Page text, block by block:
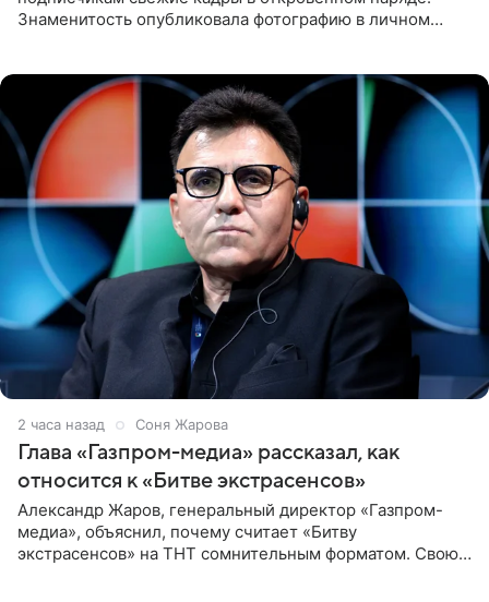
Знаменитость опубликовала фотографию в личном
2 часа назад Соня Жарова
Глава «Газпром-медиа» рассказал, как
относится к «Битве экстрасенсов»
Александр Жаров, генеральный директор «Газпром-
медиа», объяснил, почему считает «Битву
экстрасенсов» на ТНТ сомнительным форматом. Свою